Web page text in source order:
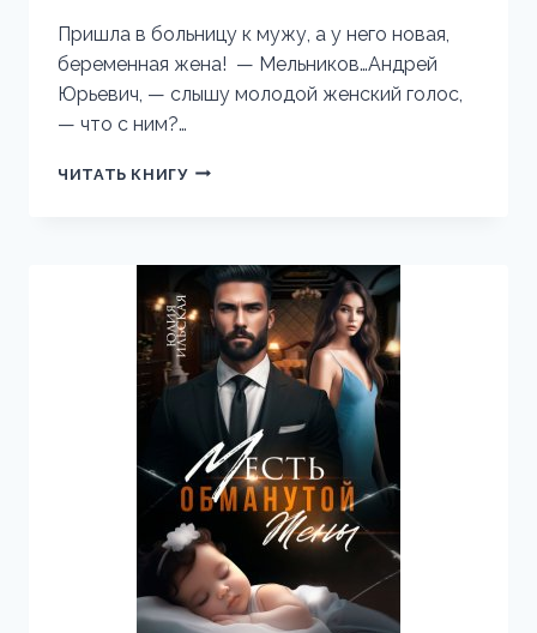
Пришла в больницу к мужу, а у него новая,
беременная жена! — Мельников…Андрей
Юрьевич, — слышу молодой женский голос,
— что с ним?…
ЧИТАТЬ КНИГУСЕДИНА
50